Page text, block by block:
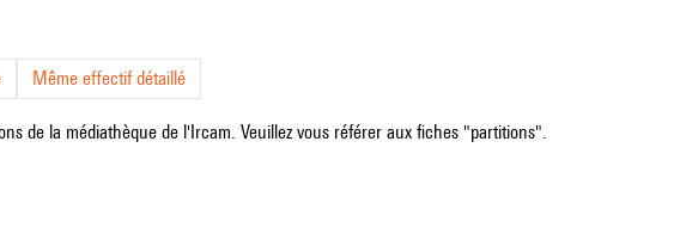
Même effectif détaillé
de la médiathèque de l'Ircam. Veuillez vous référer aux fiches "partitions".